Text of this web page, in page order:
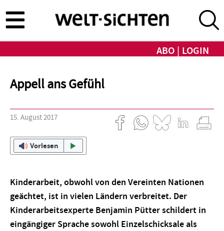
zum
Inhalt
ABO LOGIN
Appell ans Gefühl
15. August 2017
Vorlesen
Kinderarbeit, obwohl von den Vereinten Nationen
geächtet, ist in vielen Ländern verbreitet. Der
Kinderarbeitsexperte Benjamin Pütter schildert in
eingängiger Sprache sowohl Einzelschicksale als